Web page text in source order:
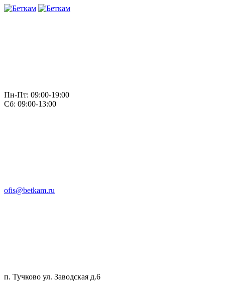
Пн-Пт: 09:00-19:00
Сб: 09:00-13:00
ofis@betkam.ru
п. Тучково ул. Заводская д.6